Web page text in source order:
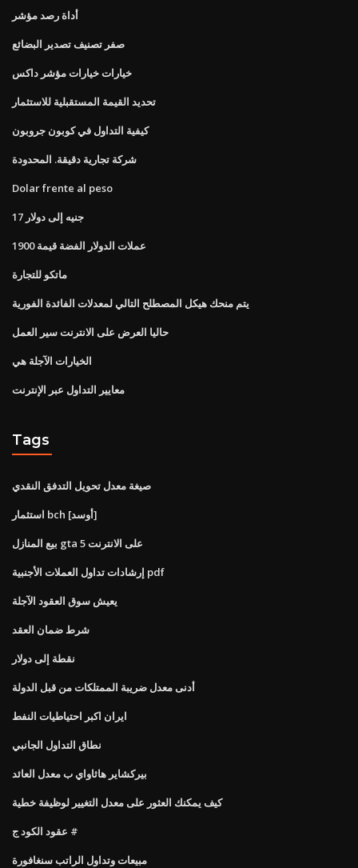
أداة رصد مؤشر
صفر تصنيف تصدير البضائع
خيارات خيارات مؤشر داكس
تحديد القيمة المستقبلية للاستثمار
كيفية التداول في كوبون جروبون
شركة تجارية دقيقة. المحدودة
Dolar frente al peso
17 جنيه إلى دولار
عملات الدولار الفضة قيمة 1900
ماتكو للتجارة
يتم منحك هيكل المصطلح التالي لمعدلات الفائدة الفورية
حاليا العرض على الانترنت سير العمل
الخيارات الآجلة هي
معايير التداول عبر الإنترنت
Tags
صيغة معدل تحويل التدفق النقدي
استثمار bch [أوسد]
بيع المنازل gta 5 على الانترنت
إرشادات تداول العملات الأجنبية pdf
يعيش سوق العقود الآجلة
شرط ضمان العقد
نقطة إلى دولار
أدنى معدل ضريبة الممتلكات من قبل الدولة
ايران اكبر احتياطيات النفط
نطاق التداول الجانبي
بيركشاير هاثاواي ب معدل العائد
كيف يمكنك العثور على معدل التغيير لوظيفة خطية
عقود الكود ج #
مبيعات وتداول الراتب سنغافورة